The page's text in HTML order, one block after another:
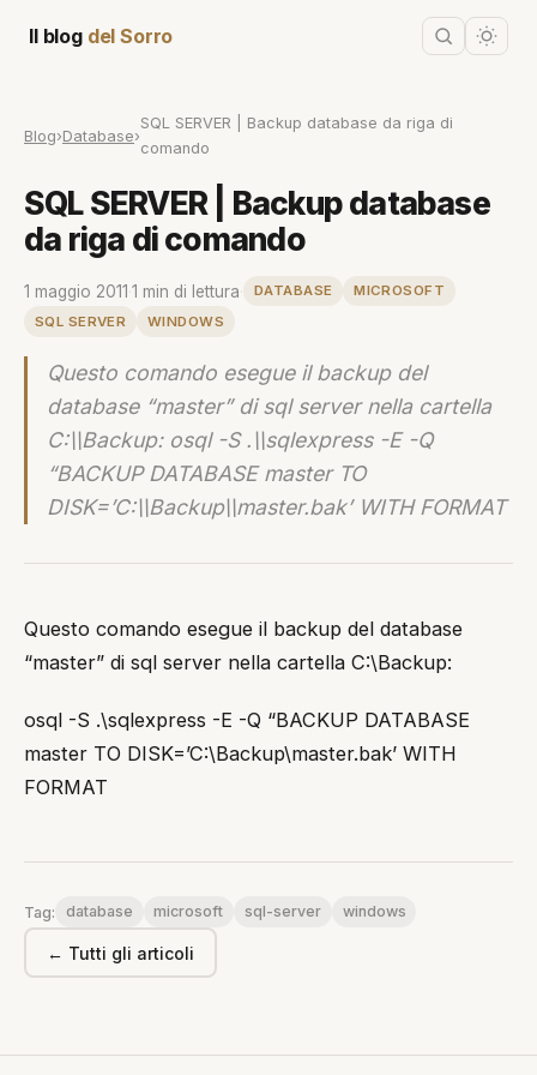
Il blog del Sorro
Blog›Database›
SQL SERVER | Backup database da riga di
comando
SQL SERVER | Backup database
da riga di comando
1 maggio 2011 1 min di lettura DATABASE
MICROSOFT
SQL SERVER
WINDOWS
Questo comando esegue il backup del
database “master” di sql server nella cartella
C:\\Backup: osql -S .\\sqlexpress -E -Q
“BACKUP DATABASE master TO
DISK=’C:\\Backup\\master.bak’ WITH FORMAT
Questo comando esegue il backup del database
“master” di sql server nella cartella C:\Backup:
osql -S .\sqlexpress -E -Q “BACKUP DATABASE
master TO DISK=’C:\Backup\master.bak’ WITH
FORMAT
Tag: database microsoft sql-server windows
← Tutti gli articoli